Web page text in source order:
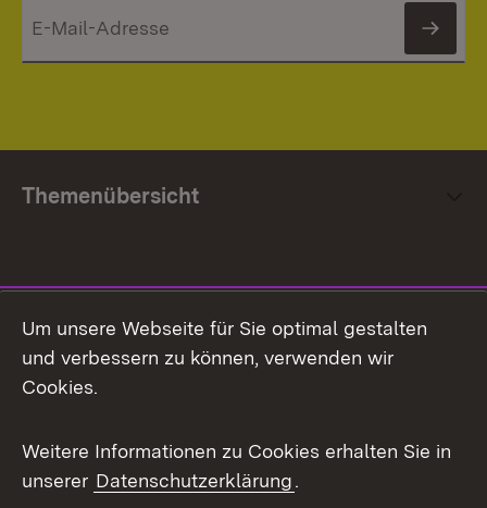
Themenübersicht
Facebook
X / Twitter
Youtube
Um unsere Webseite für Sie optimal gestalten
und verbessern zu können, verwenden wir
Cookies.
Weitere Informationen zu Cookies erhalten Sie in
unserer Datenschutzerklärung.